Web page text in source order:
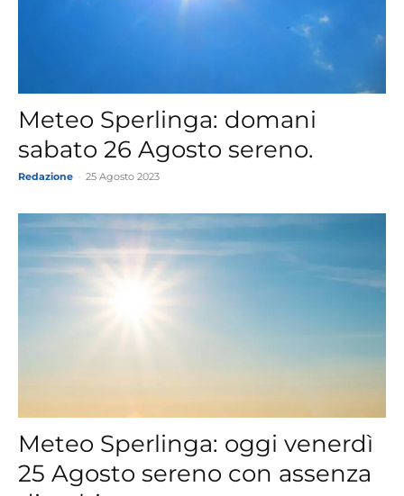
Meteo Sperlinga: domani
sabato 26 Agosto sereno.
Redazione 25 Agosto 2023
Meteo Sperlinga: oggi venerdì
25 Agosto sereno con assenza